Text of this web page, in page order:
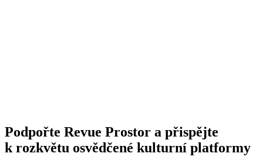
Podpořte Revue Prostor a přispějte
k rozkvětu osvědčené kulturní platformy